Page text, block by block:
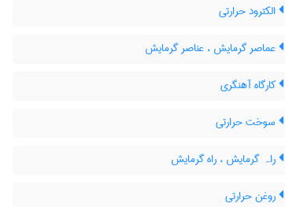
الکترود حرارتی
عماصر گرمایش ، عناصر گرمایش
کارگاه آهنگری
سوخت حرارتی
راہ گرمایش ، راه گرمایش
روغن حرارتی